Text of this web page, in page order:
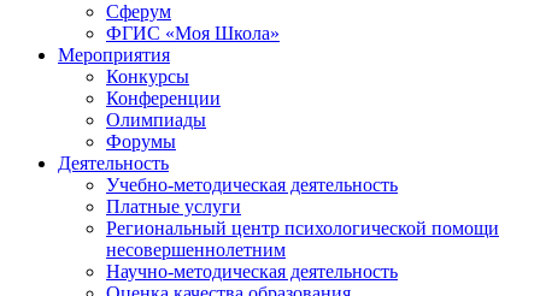
Сферум
ФГИС «Моя Школа»
Мероприятия
Конкурсы
Конференции
Олимпиады
Форумы
Деятельность
Учебно-методическая деятельность
Платные услуги
Региональный центр психологической помощи
несовершеннолетним
Научно-методическая деятельность